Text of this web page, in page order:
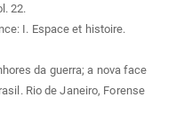
22.
I. Espace et histoire.
da guerra; a nova face
Rio de Janeiro, Forense